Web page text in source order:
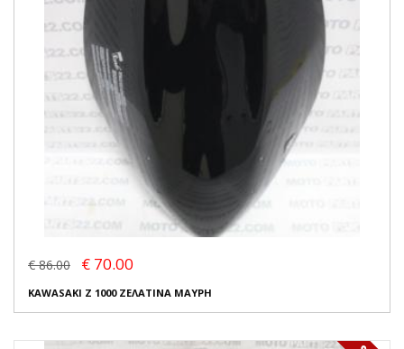
€ 86.00 € 70.00
KAWASAKI Z 1000 ΖΕΛΑΤΙΝΑ ΜΑΥΡΗ